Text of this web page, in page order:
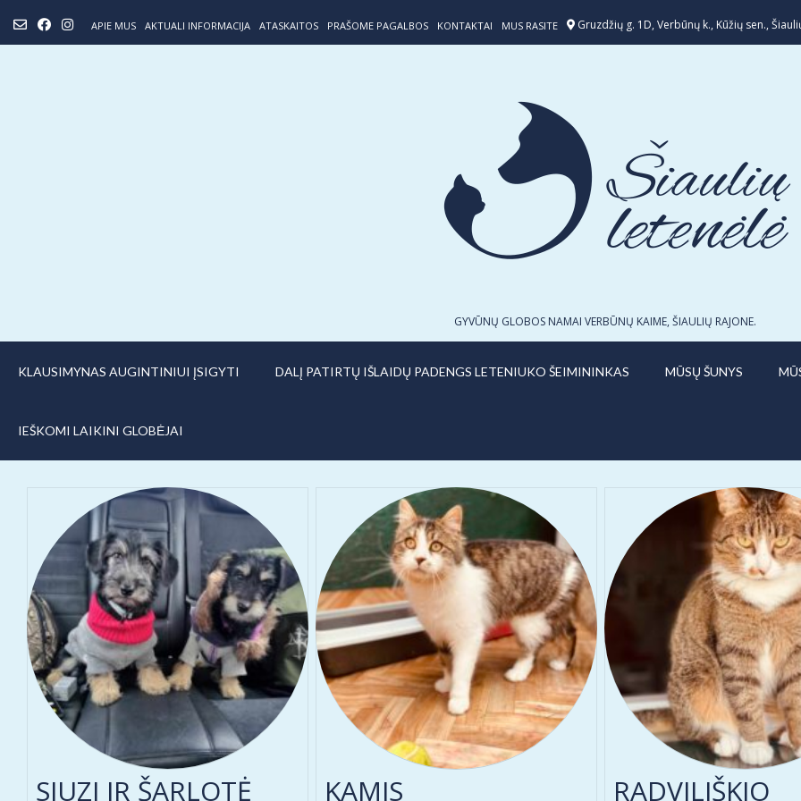
content
APIE MUS AKTUALI INFORMACIJA ATASKAITOS PRAŠOME PAGALBOS KONTAKTAI MUS RASITE Gruzdžių g. 1D, Verbūnų k., Kūžių sen.,
GYVŪNŲ GLOBOS NAMAI VERBŪNŲ KAIME, ŠIAULIŲ RAJONE.
KLAUSIMYNAS AUGINTINIUI ĮSIGYTI DALĮ PATIRTŲ IŠLAIDŲ PADENGS LETENIUKO ŠEIMININKAS MŪSŲ ŠUNYS
IEŠKOMI LAIKINI GLOBĖJAI
SIUZI IR ŠARLOTĖ KAMIS RADVILIŠKIO